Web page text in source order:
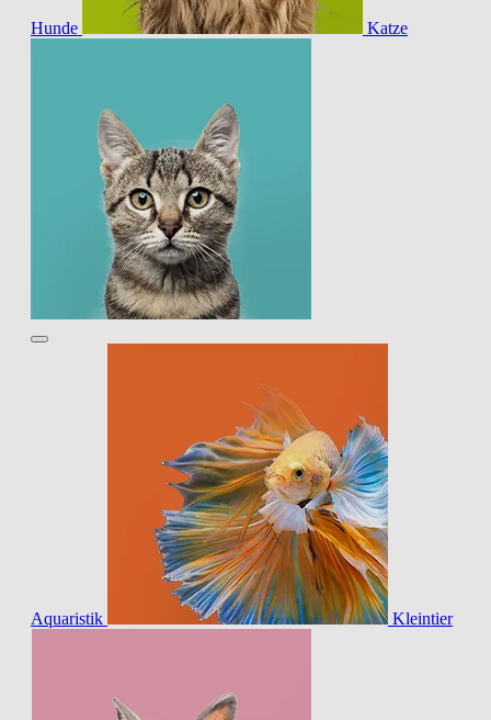
Hunde Katze
Aquaristik Kleintier